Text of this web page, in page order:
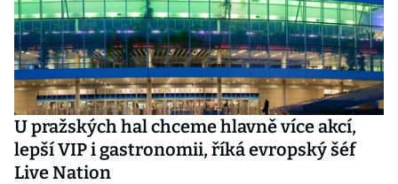
U pražských hal chceme hlavně více akcí,
lepší VIP i gastronomii, říká evropský šéf
Live Nation